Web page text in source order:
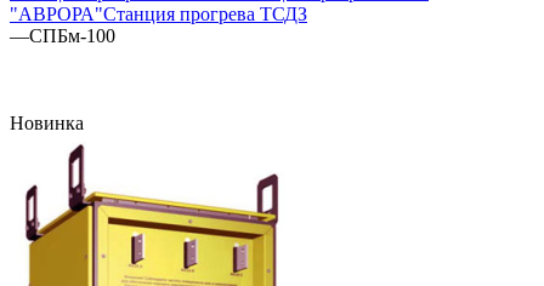
"АВРОРА"Станция прогрева ТСДЗ
—СПБм-100
Новинка